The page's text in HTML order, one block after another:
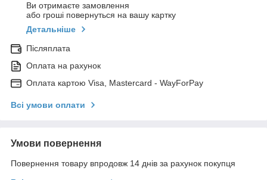
Ви отримаєте замовлення
або гроші повернуться на вашу картку
Детальніше
Післяплата
Оплата на рахунок
Оплата картою Visa, Mastercard - WayForPay
Всі умови оплати
Умови повернення
Повернення товару впродовж 14 днів за рахунок покупця